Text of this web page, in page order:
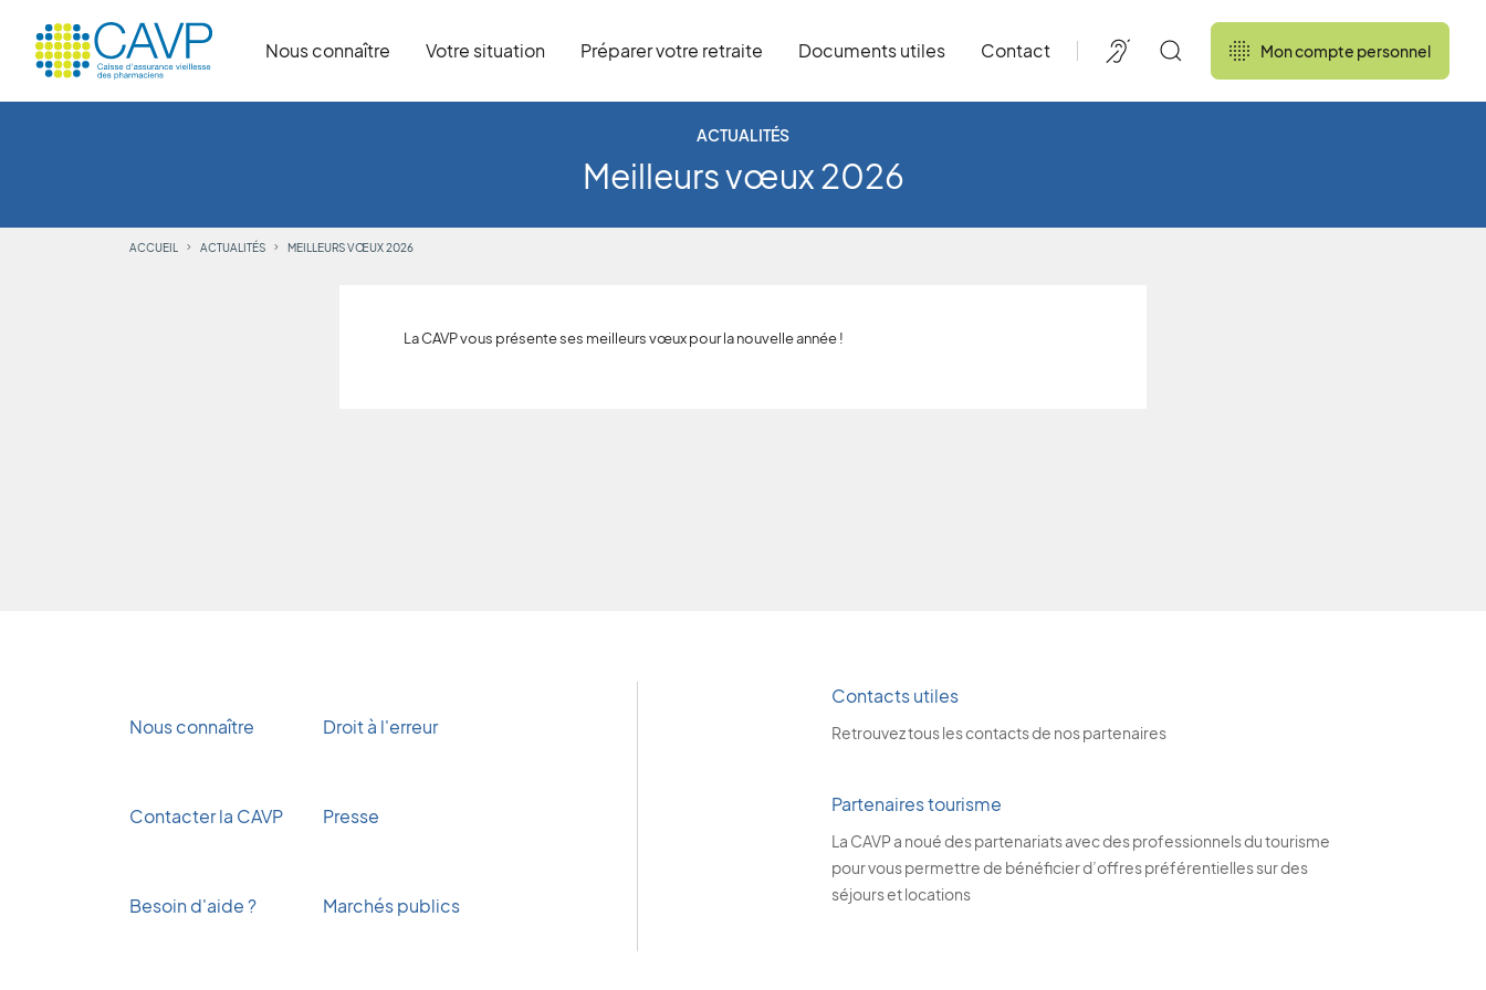
Nous connaître Votre situation Préparer votre retraite Documents utiles Contact Mon compte personnel
ACTUALITÉS
Meilleurs vœux 2026
ACCUEIL ACTUALITÉS MEILLEURS VŒUX 2026
La CAVP vous présente ses meilleurs vœux pour la nouvelle année !
Nous connaître Droit à l'erreur
Contacter la CAVP Presse
Besoin d'aide ? Marchés publics
Contacts utiles
Retrouvez tous les contacts de nos partenaires
Partenaires tourisme
La CAVP a noué des partenariats avec des professionnels du tourisme
pour vous permettre de bénéficier d’offres préférentielles sur des
séjours et locations